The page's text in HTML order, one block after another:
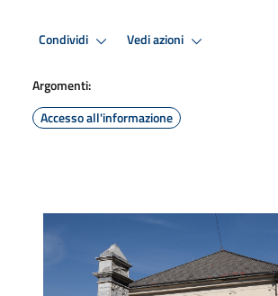
Condividi Vedi azioni
Argomenti:
Accesso all'informazione